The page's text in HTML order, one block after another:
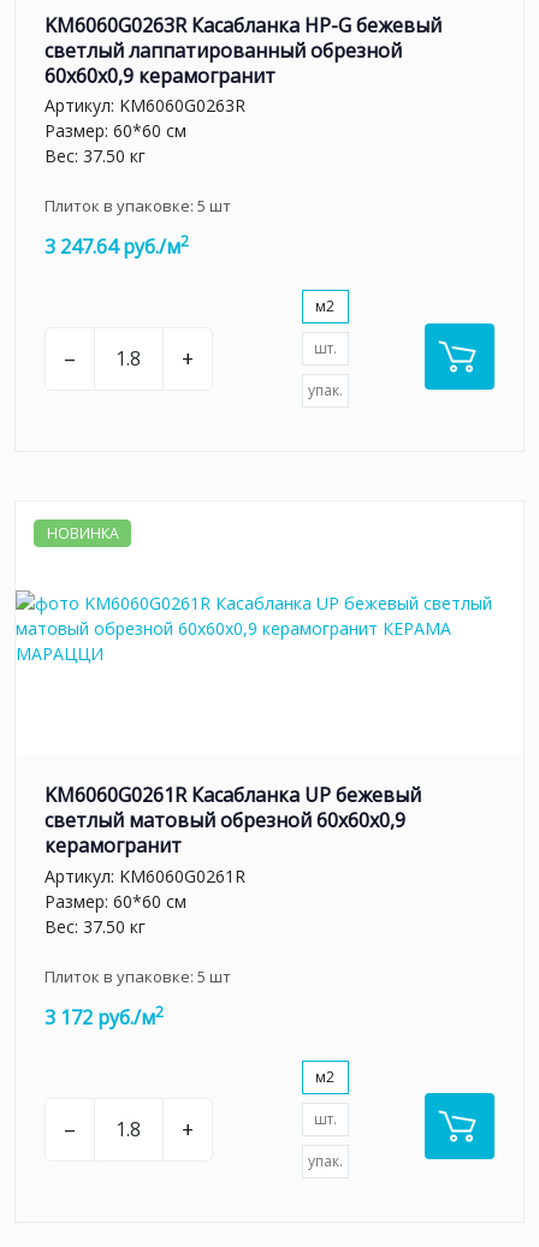
KM6060G0263R Касабланка HP-G бежевый
светлый лаппатированный обрезной
60x60x0,9 керамогранит
Артикул: KM6060G0263R
Размер: 60*60 см
Вес: 37.50 кг
Плиток в упаковке: 5 шт
3 247.64 руб./м2
– +
м2
шт.
упак.
НОВИНКА
KM6060G0261R Касабланка UP бежевый
светлый матовый обрезной 60x60x0,9
керамогранит
Артикул: KM6060G0261R
Размер: 60*60 см
Вес: 37.50 кг
Плиток в упаковке: 5 шт
3 172 руб./м2
– +
м2
шт.
упак.